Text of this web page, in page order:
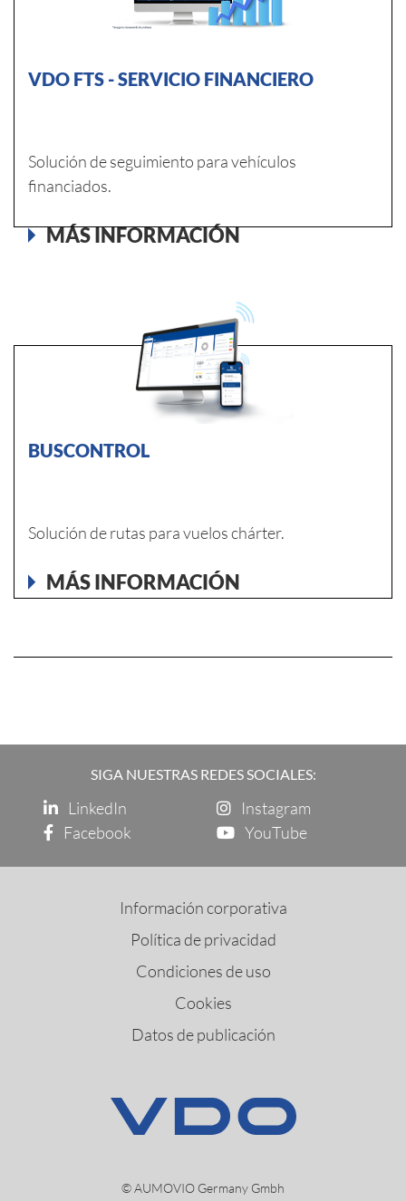
VDO FTS - SERVICIO FINANCIERO
Solución de seguimiento para vehículos
financiados.
MÁS INFORMACIÓN
BUSCONTROL
Solución de rutas para vuelos chárter.
MÁS INFORMACIÓN
SIGA NUESTRAS REDES SOCIALES:
LinkedIn
Instagram
Facebook
YouTube
Información corporativa
Política de privacidad
Condiciones de uso
Cookies
Datos de publicación
© AUMOVIO Germany Gmbh